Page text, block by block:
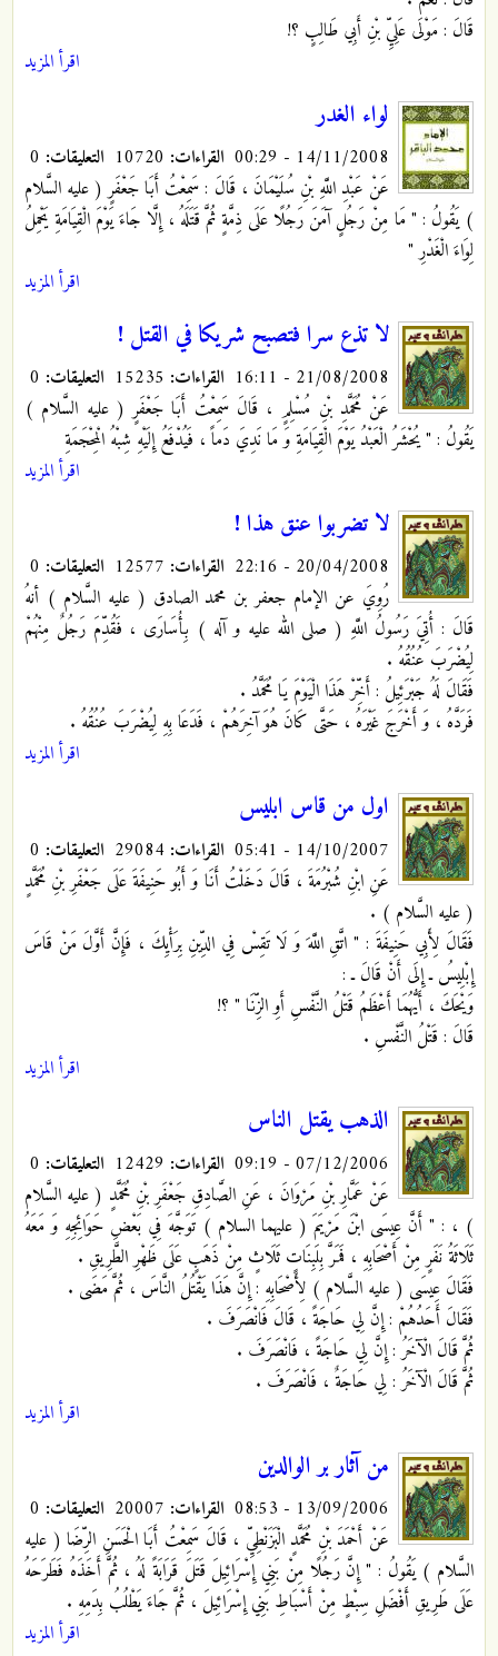
قَالَ : مَوْلَى عَلِيِّ بْنِ أَبِي طَالِبٍ ؟!
اقرأ المزيد
لواء الغدر
14/11/2008 - 00:29 القراءات: التعليقات:
عَنْ عَبْدِ اللَّهِ بْنِ سُلَيْمَانَ ، قَالَ : سَمِعْتُ أَبَا جَعْفَرٍ ( عليه السَّلام
) يَقُولُ : " مَا مِنْ رَجُلٍ آمَنَ رَجُلًا عَلَى ذِمَّةٍ ثُمَّ قَتَلَهُ ، إِلَّا جَاءَ يَوْمَ الْقِيَامَةِ يَحْمِلُ
لِوَاءَ الْغَدْرِ "
اقرأ المزيد
لا تذع سرا فتصبح شريكا في القتل !
21/08/2008 - 16:11 القراءات: التعليقات:
عَنْ مُحَمَّدِ بْنِ مُسْلِمٍ ، قَالَ سَمِعْتُ أَبَا جَعْفَرٍ ( عليه السَّلام )
يَقُولُ : " يُحْشَرُ الْعَبْدُ يَوْمَ الْقِيَامَةِ وَ مَا نَدِيَ دَماً، فَيُدْفَعُ إِلَيْهِ شِبْهُ الْمِحْجَمَةِ
اقرأ المزيد
لا تضربوا عنق هذا !
20/04/2008 - 22:16 القراءات: التعليقات:
رُوِيَ عن الإمام جعفر بن محمد الصادق ( عليه السَّلام ) أنهُ
قَالَ : أُتِيَ رَسُولُ اللَّهِ ( صلى الله عليه و آله ) بِأُسَارَى ، فَقُدِّمَ رَجُلٌ مِنْهُمْ
لِيُضْرَبَ عُنُقُهُ .
فَقَالَ لَهُ جَبْرَئِيلُ : أَخِّرْ هَذَا الْيَوْمَ يَا مُحَمَّدُ .
فَرَدَّهُ ، وَ أَخْرَجَ غَيْرَهُ ، حَتَّى كَانَ هُوَ آخِرَهُمْ ، فَدَعَا بِهِ لِيُضْرَبَ عُنُقُهُ .
اقرأ المزيد
اول من قاس ابليس
14/10/2007 - 05:41 القراءات: التعليقات:
عَنِ ابْنِ شُبْرُمَةَ ، قَالَ دَخَلْتُ أَنَا وَ أَبُو حَنِيفَةَ عَلَى جَعْفَرِ بْنِ مُحَمَّدٍ
( عليه السَّلام ) .
فَقَالَ لِأَبِي حَنِيفَةَ : " اتَّقِ اللَّهَ وَ لَا تَقِسْ فِي الدِّينِ بِرَأْيِكَ ، فَإِنَّ أَوَّلَ مَنْ قَاسَ
إِبْلِيسُ ـ إِلَى أَنْ قَالَ ـ :
وَيْحَكَ ، أَيُّهُمَا أَعْظَمُ قَتْلُ النَّفْسِ أَوِ الزِّنَا " ؟!
قَالَ : قَتْلُ النَّفْسِ .
اقرأ المزيد
الذهب يقتل الناس
07/12/2006 - 09:19 القراءات: التعليقات:
عَنْ عَمَّارِ بْنِ مَرْوَانَ ، عَنِ الصَّادِقِ جَعْفَرِ بْنِ مُحَمَّدٍ ( عليه السَّلام
) ، : " أَنَّ عِيسَى ابْنَ مَرْيَمَ ( عليهما السلام ) تَوَجَّهَ فِي بَعْضِ حَوَائِجِهِ وَ مَعَهُ
ثَلَاثَةُ نَفَرٍ مِنْ أَصْحَابِهِ ، فَمَرَّ بِلَبِنَاتٍ ثَلَاثٍ مِنْ ذَهَبٍ عَلَى ظَهْرِ الطَّرِيقِ .
فَقَالَ عِيسَى ( عليه السَّلام ) لِأَصْحَابِهِ : إِنَّ هَذَا يَقْتُلُ النَّاسَ ، ثُمَّ مَضَى .
فَقَالَ أَحَدُهُمْ : إِنَّ لِي حَاجَةً ، قَالَ فَانْصَرَفَ .
ثُمَّ قَالَ الْآخَرُ : إِنَّ لِي حَاجَةً ، فَانْصَرَفَ .
ثُمَّ قَالَ الْآخَرُ : لِي حَاجَةٌ ، فَانْصَرَفَ .
اقرأ المزيد
من آثار بر الوالدين
13/09/2006 - 08:53 القراءات: التعليقات:
عَنْ أَحْمَدَ بْنِ مُحَمَّدٍ الْبَزَنْطِيِّ ، قَالَ سَمِعْتُ أَبَا الْحَسَنِ الرِّضَا ( عليه
السَّلام )يَقُولُ : " إِنَّ رَجُلًا مِنْ بَنِي إِسْرَائِيلَ قَتَلَ قَرَابَةً لَهُ ، ثُمَّ أَخَذَهُ فَطَرَحَهُ
عَلَى طَرِيقِ أَفْضَلِ سِبْطٍ مِنْ أَسْبَاطِ بَنِي إِسْرَائِيلَ ، ثُمَّ جَاءَ يَطْلُبُ بِدَمِهِ .
اقرأ المزيد